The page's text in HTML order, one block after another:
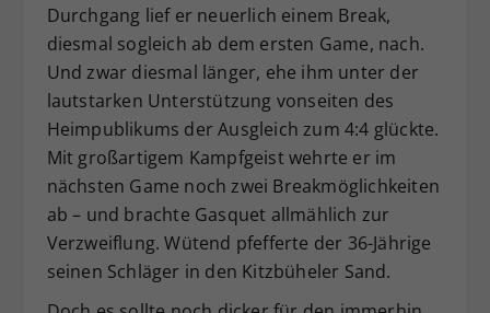
Durchgang lief er neuerlich einem Break,
diesmal sogleich ab dem ersten Game, nach.
Und zwar diesmal länger, ehe ihm unter der
lautstarken Unterstützung vonseiten des
Heimpublikums der Ausgleich zum 4:4 glückte.
Mit großartigem Kampfgeist wehrte er im
nächsten Game noch zwei Breakmöglichkeiten
ab – und brachte Gasquet allmählich zur
Verzweiflung. Wütend pfefferte der 36-Jährige
seinen Schläger in den Kitzbüheler Sand.